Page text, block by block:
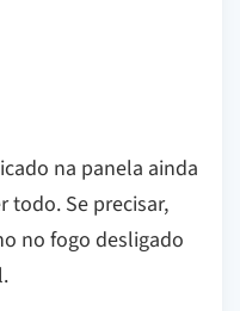
na panela ainda
todo. Se precisar,
no fogo desligado